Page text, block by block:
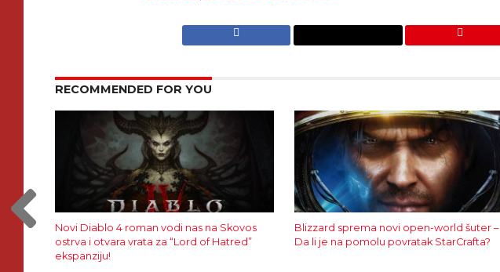
RECOMMENDED FOR YOU
Novi Diablo 4 roman vodi nas na Skovos
ostrva i otvara vrata za “Lord of Hatred”
ekspanziju!
Blizzard sprema novi open-world šuter –
Da li je na pomolu povratak StarCrafta?